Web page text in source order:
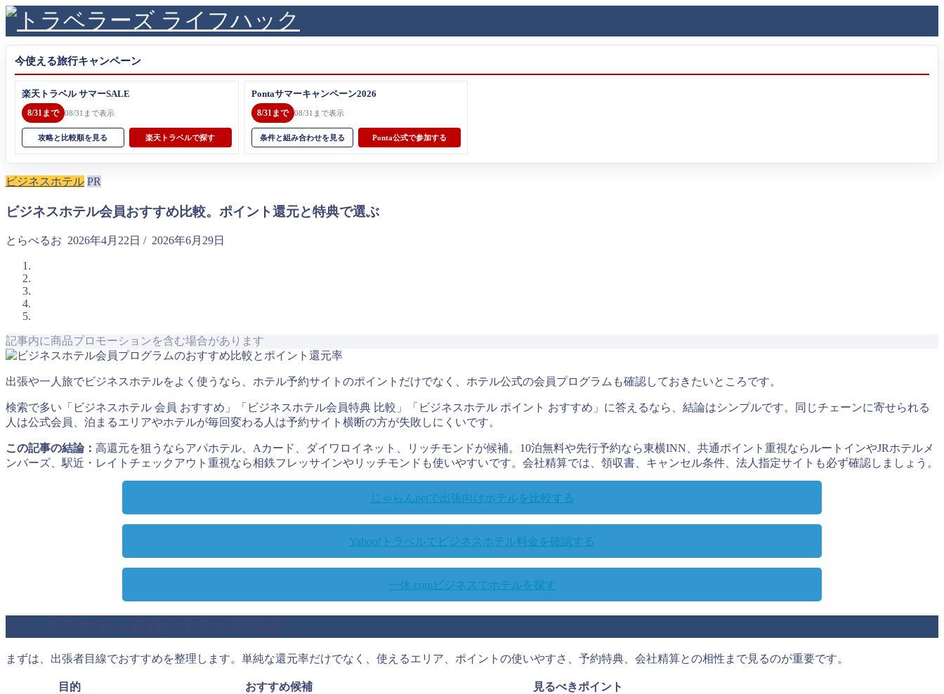
今使える旅行キャンペーン
楽天トラベル サマーSALE
8/31まで 08/31まで表示
攻略と比較順を見る 楽天トラベルで探す
Pontaサマーキャンペーン2026
8/31まで 08/31まで表示
条件と組み合わせを見る Ponta公式で参加する
ビジネスホテル PR
ビジネスホテル会員おすすめ比較。ポイント還元と特典で選ぶ
とらべるお 2026年4月22日 / 2026年6月29日
記事内に商品プロモーションを含む場合があります
出張や一人旅でビジネスホテルをよく使うなら、ホテル予約サイトのポイントだけでなく、ホテル公式の会員プログラムも確認しておきたいところです。
検索で多い「ビジネスホテル 会員 おすすめ」「ビジネスホテル会員特典 比較」「ビジネスホテル ポイント おすすめ」に答えるなら、結論はシンプルです。同じチェーンに寄せられる
人は公式会員、泊まるエリアやホテルが毎回変わる人は予約サイト横断の方が失敗しにくいです。
この記事の結論： 高還元を狙うならアパホテル、Aカード、ダイワロイネット、リッチモンドが候補。10泊無料や先行予約なら東横INN、共通ポイント重視ならルートインやJRホテルメ
ンバーズ、駅近・レイトチェックアウト重視なら相鉄フレッサインやリッチモンドも使いやすいです。会社精算では、領収書、キャンセル条件、法人指定サイトも必ず確認しましょう。
じゃらんnetで出張向けホテルを比較する
Yahoo!トラベルでビジネスホテル料金を確認する
一休.comビジネスでホテルを探す
まずは、出張者目線でおすすめを整理します。単純な還元率だけでなく、使えるエリア、ポイントの使いやすさ、予約特典、会社精算との相性まで見るのが重要です。
目的 おすすめ候補
見るべきポイント